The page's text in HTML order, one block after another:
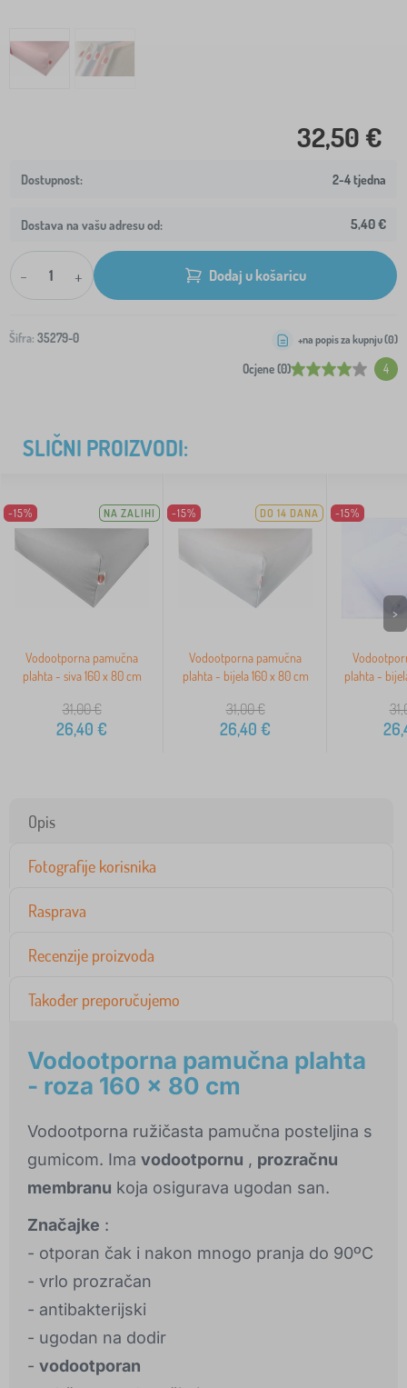
32,50 €
2-4 tjedna
Dostava na vašu adresu od: 5,40 €
- + Dodaj u košaricu
Šifra: 35279-0
Ocjene (0) 4
+na popis za kupnju (0)
SLIČNI PROIZVODI:
-15% NA ZALIHI
Vodootporna pamučna
plahta - siva 160 x 80 cm
31,00€
26,40 €
-15% DO 14 DANA
Vodootporna pamučna
plahta - bijela 160 x 80 cm
31,00€
26,40 €
-15%
plahta -
>
Opis
Fotografije korisnika
Rasprava
Recenzije proizvoda
Također preporučujemo
Vodootporna pamučna plahta
- roza 160 x 80 cm
Vodootporna ružičasta pamučna posteljina s
gumicom. Ima vodootpornu , prozračnu
membranu koja osigurava ugodan san.
Značajke :
- otporan čak i nakon mnogo pranja do 90ºC
- vrlo prozračan
- antibakterijski
- ugodan na dodir
- vodootporan